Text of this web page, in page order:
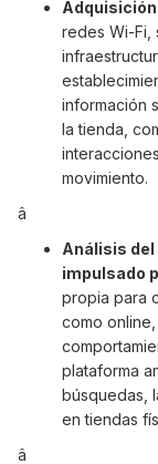
redes Wi-Fi,
información
la tienda,
movimiento.
â
Análisis
impulsado
propia para
como
plataforma
búsquedas,
en tiendas
â